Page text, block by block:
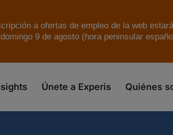
a ofertas de empleo de la web
9 de agosto (hora peninsular
Únete a Experis Quiénes